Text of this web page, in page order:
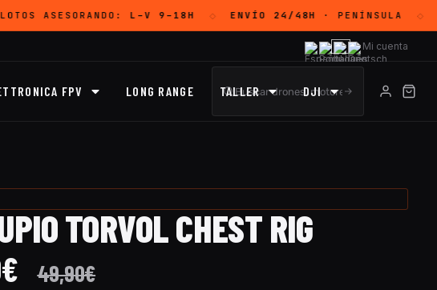
ASESORANDO: L–V 9–18H ENVÍO 24/48H· PENÍNSULA
Mi cuenta
FPV LONG RANGE TALLER DJI
TORVOL CHEST RIG
€ 49,90€